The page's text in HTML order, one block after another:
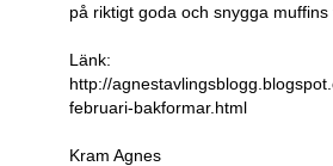
på riktigt goda och snygga
Länk:
http://
februari-bakformar.html
Kram Agnes